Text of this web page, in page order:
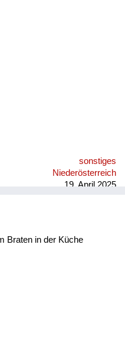
sonstiges
Niederösterreich
19. April 2025
Braten in der Küche